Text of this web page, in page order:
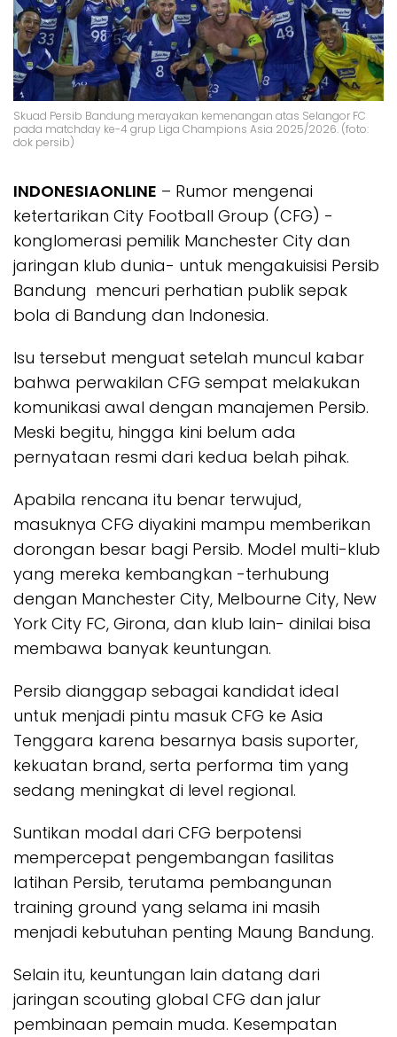
Skuad Persib Bandung merayakan kemenangan atas Selangor FC
pada matchday ke-4 grup Liga Champions Asia 2025/2026. (foto:
dok persib)
INDONESIAONLINE – Rumor mengenai
ketertarikan City Football Group (CFG) -
konglomerasi pemilik Manchester City dan
jaringan klub dunia- untuk mengakuisisi Persib
Bandung mencuri perhatian publik sepak
bola di Bandung dan Indonesia.
Isu tersebut menguat setelah muncul kabar
bahwa perwakilan CFG sempat melakukan
komunikasi awal dengan manajemen Persib.
Meski begitu, hingga kini belum ada
pernyataan resmi dari kedua belah pihak.
Apabila rencana itu benar terwujud,
masuknya CFG diyakini mampu memberikan
dorongan besar bagi Persib. Model multi-klub
yang mereka kembangkan -terhubung
dengan Manchester City, Melbourne City, New
York City FC, Girona, dan klub lain- dinilai bisa
membawa banyak keuntungan.
Persib dianggap sebagai kandidat ideal
untuk menjadi pintu masuk CFG ke Asia
Tenggara karena besarnya basis suporter,
kekuatan brand, serta performa tim yang
sedang meningkat di level regional.
Suntikan modal dari CFG berpotensi
mempercepat pengembangan fasilitas
latihan Persib, terutama pembangunan
training ground yang selama ini masih
menjadi kebutuhan penting Maung Bandung.
Selain itu, keuntungan lain datang dari
jaringan scouting global CFG dan jalur
pembinaan pemain muda. Kesempatan